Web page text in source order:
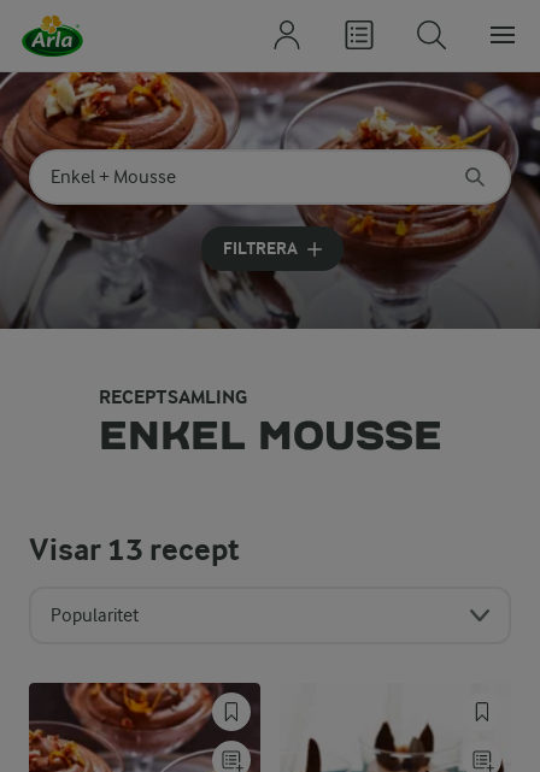
Sök på kategori eller ingrediens
Skriv in sökord för att få förslag
FILTRERA
RECEPTSAMLING
ENKEL MOUSSE
Visar13 recept
Popularitet